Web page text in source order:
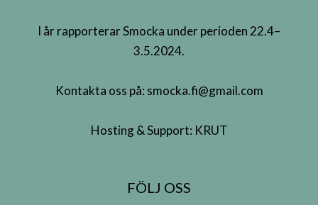
I år rapporterar Smocka under perioden 22.4–
3.5.2024.
Kontakta oss på: smocka.fi@gmail.com
Hosting & Support: KRUT
FÖLJ OSS